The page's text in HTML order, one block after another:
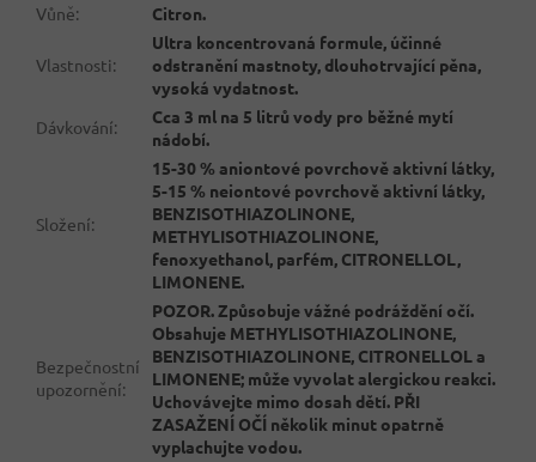
Vůně: Citron.
Vlastnosti:
Ultra koncentrovaná formule, účinné
odstranění mastnoty, dlouhotrvající pěna,
vysoká vydatnost.
Dávkování:
Cca 3 ml na 5 litrů vody pro běžné mytí
nádobí.
Složení:
15-30 % aniontové povrchově aktivní látky,
5-15 % neiontové povrchově aktivní látky,
BENZISOTHIAZOLINONE,
METHYLISOTHIAZOLINONE,
fenoxyethanol, parfém, CITRONELLOL,
LIMONENE.
Bezpečnostní
upozornění:
POZOR. Způsobuje vážné podráždění očí.
Obsahuje METHYLISOTHIAZOLINONE,
BENZISOTHIAZOLINONE, CITRONELLOL a
LIMONENE; může vyvolat alergickou reakci.
Uchovávejte mimo dosah dětí. PŘI
ZASAŽENÍ OČÍ několik minut opatrně
vyplachujte vodou.